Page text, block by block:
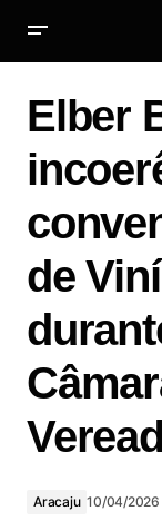
Vereadores
Elber
de
Aracaju 10/04/2026